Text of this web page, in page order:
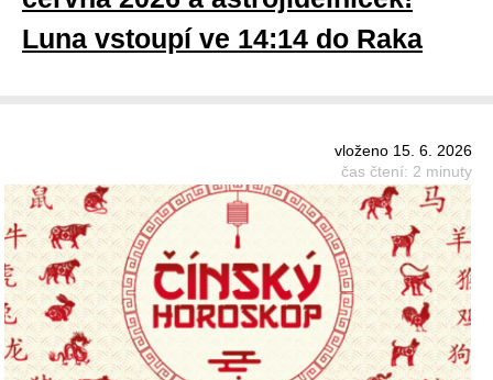
Luna vstoupí ve 14:14 do Raka
vloženo 15. 6. 2026
čas čtení: 2 minuty